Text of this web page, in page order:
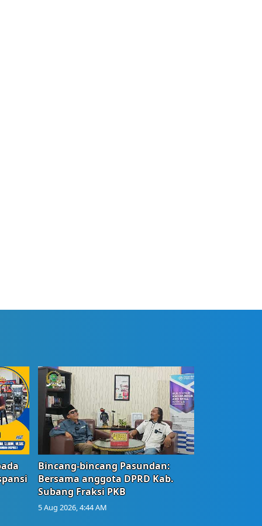
Bincang-bincang Pasundan:
Bersama anggota DPRD Kab.
Subang Fraksi PKB
5 Aug 2026, 4:44 AM